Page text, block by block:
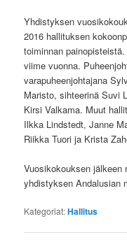
Yhdistyksen
2016 hallituksen
toiminnan
viime vuonna.
varapuheenjohtajana
Maristo, sihteerinä Suvi
Kirsi Valkama. Muut
Ilkka Lindstedt, Janne
Riikka Tuori ja Krista
Vuosikokouksen
yhdistyksen Andalusian
Kategoriat:Hallitus